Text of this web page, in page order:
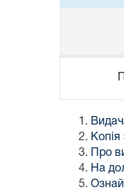
Копія
Про
На